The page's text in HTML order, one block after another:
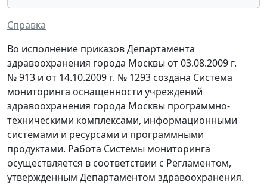
Справка
Во исполнение приказов Департамента
здравоохранения города Москвы от 03.08.2009 г.
№ 913 и от 14.10.2009 г. № 1293 создана Система
мониторинга оснащенности учреждений
здравоохранения города Москвы программно-
техническими комплексами, информационными
системами и ресурсами и программными
продуктами. Работа Системы мониторинга
осуществляется в соответствии с Регламентом,
утвержденным Департаментом здравоохранения.